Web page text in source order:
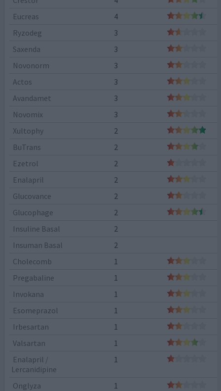
Eucreas
4
Ryzodeg
3
Saxenda
3
Novonorm
3
Actos
3
Avandamet
3
Novomix
3
Xultophy
2
BuTrans
2
Ezetrol
2
Enalapril
2
Glucovance
2
Glucophage
2
Insuline Basal
2
Insuman Basal
2
Cholecomb
1
Pregabaline
1
Invokana
1
Esomeprazol
1
Irbesartan
1
Valsartan
1
Enalapril /
Lercanidipine
1
Onglyza
1